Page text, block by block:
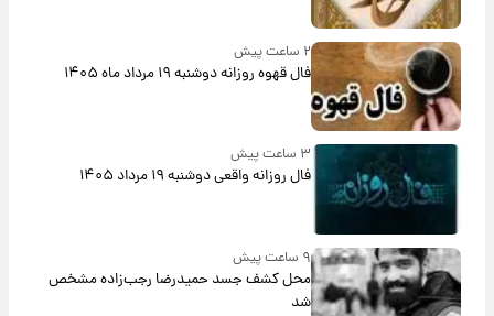
۲ ساعت پیش
فال قهوه روزانه دوشنبه ۱۹ مرداد ماه ۱۴۰۵
فال روزانه واقعی دوشنبه ۱۹ مرداد ۱۴۰۵
۹ ساعت پیش
محل کشف جسد حمیدرضا رجب‌زاده مشخص
شد